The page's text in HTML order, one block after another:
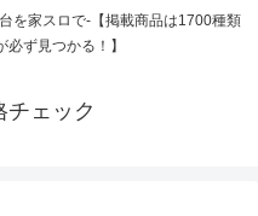
を家スロで-【掲載商品は1700種類
ず見つかる！】
チェック